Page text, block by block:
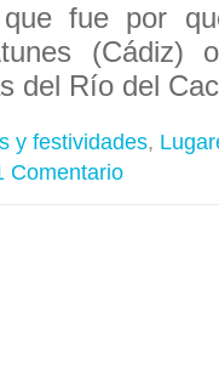
fue por
(Cádiz)
del Río del
y festividades,
Comentario